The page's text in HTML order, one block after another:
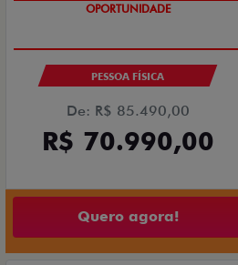
OPORTUNIDADE
PESSOA FÍSICA
De: R$ 85.490,00
R$ 70.990,00
Quero agora!